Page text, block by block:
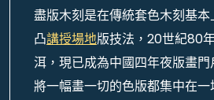
盡版木刻是在傳統套色木刻基
凸講授場地版技法，20世紀80
洱，現已成為中國四年夜版畫
將一幅畫一切的色版都集中在